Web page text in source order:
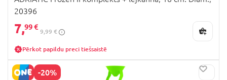
20396
7,99 €
9,99 €
Pērkot papildu preci tiešsaistē
-20%